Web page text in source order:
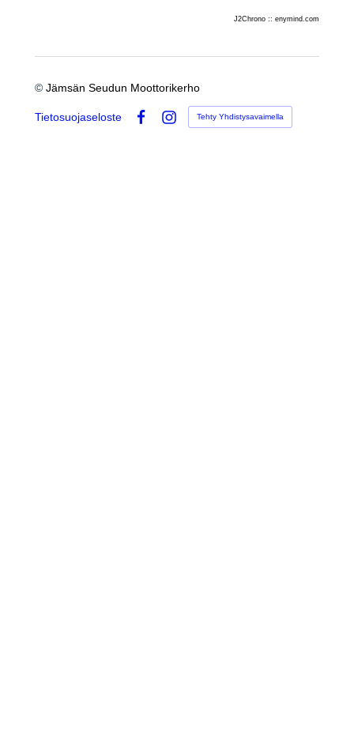
J2Chrono :: enymind.com
©Jämsän Seudun Moottorikerho
Tietosuojaseloste
Instagram
Tehty Yhdistysavaimella